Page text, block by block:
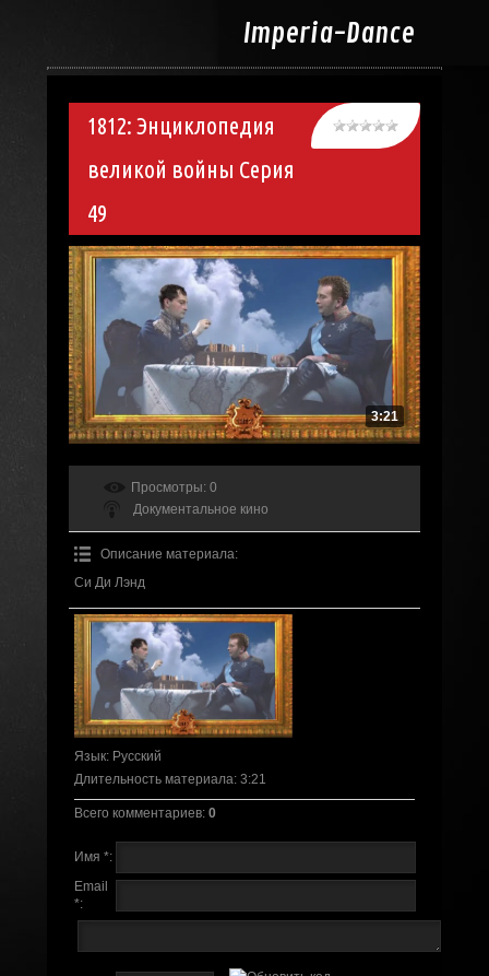
Imperia-Dance
1812: Энциклопедия
великой войны Серия
49
3:21
Просмотры: 0
Документальное кино
Описание материала:
Си Ди Лэнд
Язык: Русский
Длительность материала: 3:21
Всего комментариев: 0
Имя *:
Email
*: